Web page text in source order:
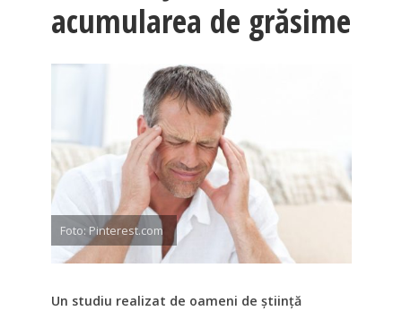
acumularea de grăsime
Foto: Pinterest.com
Un studiu realizat de oameni de știință